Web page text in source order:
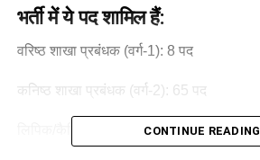
भर्ती में ये पद शामिल हैं:
वरिष्ठ शाखा प्रबंधक (वर्ग-1): 8 पद
कनिष्ठ शाखा प्रबंधक (वर्ग-2): 65 पद
लिपिक/कैशियर (वर्ग-3): 104 पदCONTINUE READING